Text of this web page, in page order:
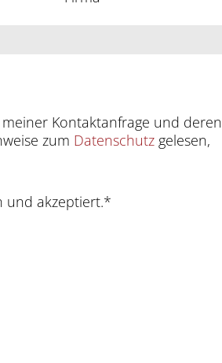
Kontaktanfrage und deren
zum Datenschutz gelesen,
und akzeptiert.*